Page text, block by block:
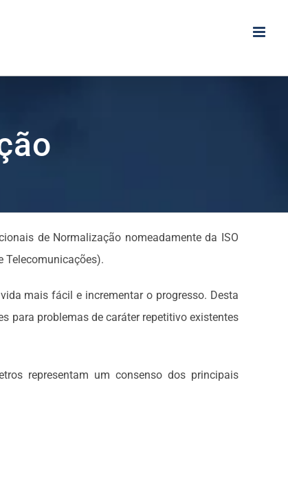
de Normalização nomeadamente da ISO
Telecomunicações).
mais fácil e incrementar o progresso. Desta
para problemas de caráter repetitivo existentes
representam um consenso dos principais